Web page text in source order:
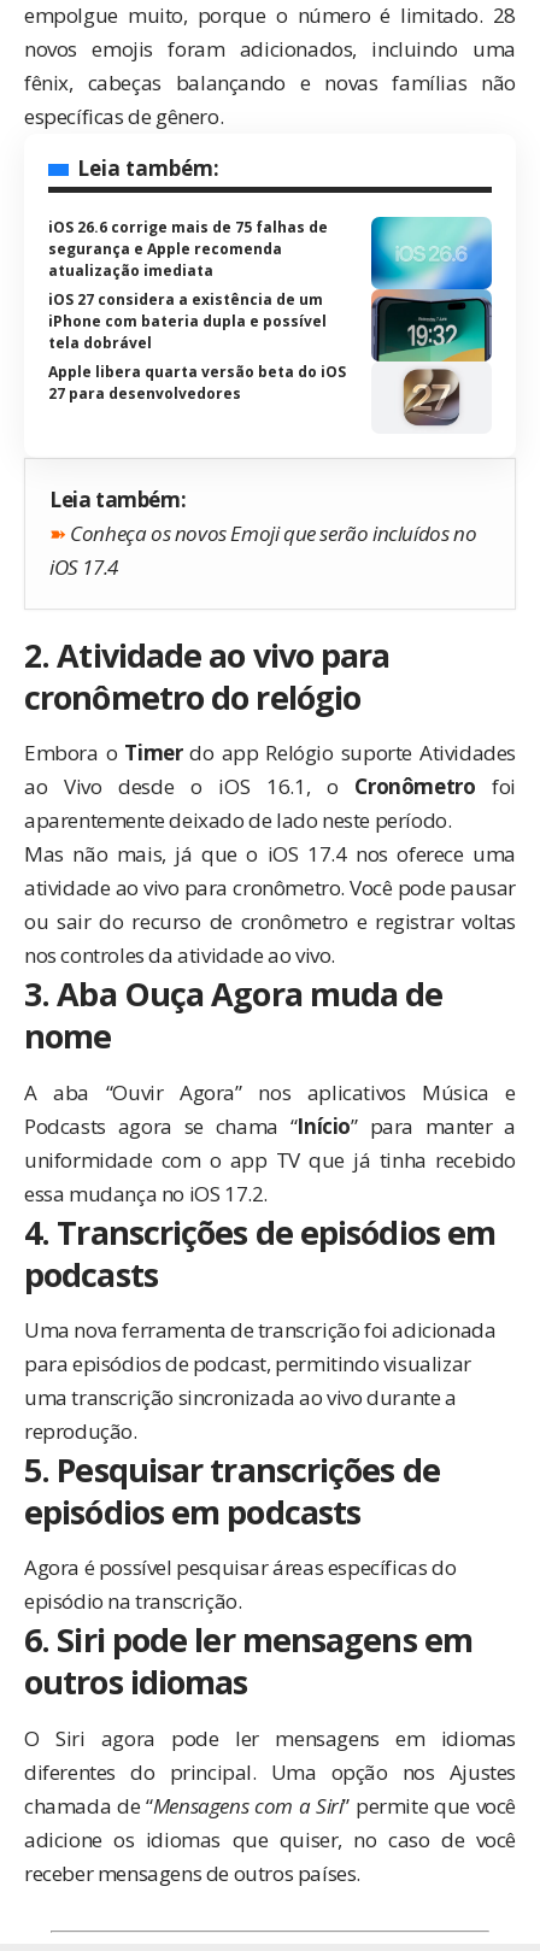
empolgue muito, porque o número é limitado. 28
novos emojis foram adicionados, incluindo uma
fênix, cabeças balançando e novas famílias não
específicas de gênero.
Leia também:
iOS 26.6 corrige mais de 75 falhas de
segurança e Apple recomenda
atualização imediata
iOS 27 considera a existência de um
iPhone com bateria dupla e possível
tela dobrável
Apple libera quarta versão beta do iOS
27 para desenvolvedores
Leia também:
➽ Conheça os novos Emoji que serão incluídos no
iOS 17.4
2. Atividade ao vivo para
cronômetro do relógio
Embora o Timerdo app Relógio suporte Atividades
ao Vivo desde o iOS 16.1, o Cronômetro foi
aparentemente deixado de lado neste período.
Mas não mais, já que o iOS 17.4 nos oferece uma
atividade ao vivo para cronômetro. Você pode pausar
ou sair do recurso de cronômetro e registrar voltas
nos controles da atividade ao vivo.
3. Aba Ouça Agora muda de
nome
A aba “Ouvir Agora” nos aplicativos Música e
Podcasts agora se chama “Início” para manter a
uniformidade com o app TV que já tinha recebido
essa mudança no iOS 17.2.
4. Transcrições de episódios em
podcasts
Uma nova ferramenta de transcrição foi adicionada
para episódios de podcast, permitindo visualizar
uma transcrição sincronizada ao vivo durante a
reprodução.
5. Pesquisar transcrições de
episódios em podcasts
Agora é possível pesquisar áreas específicas do
episódio na transcrição.
6. Siri pode ler mensagens em
outros idiomas
O Siri agora pode ler mensagens em idiomas
diferentes do principal. Uma opção nos Ajustes
chamada de “Mensagens com a Siri” permite que você
adicione os idiomas que quiser, no caso de você
receber mensagens de outros países.